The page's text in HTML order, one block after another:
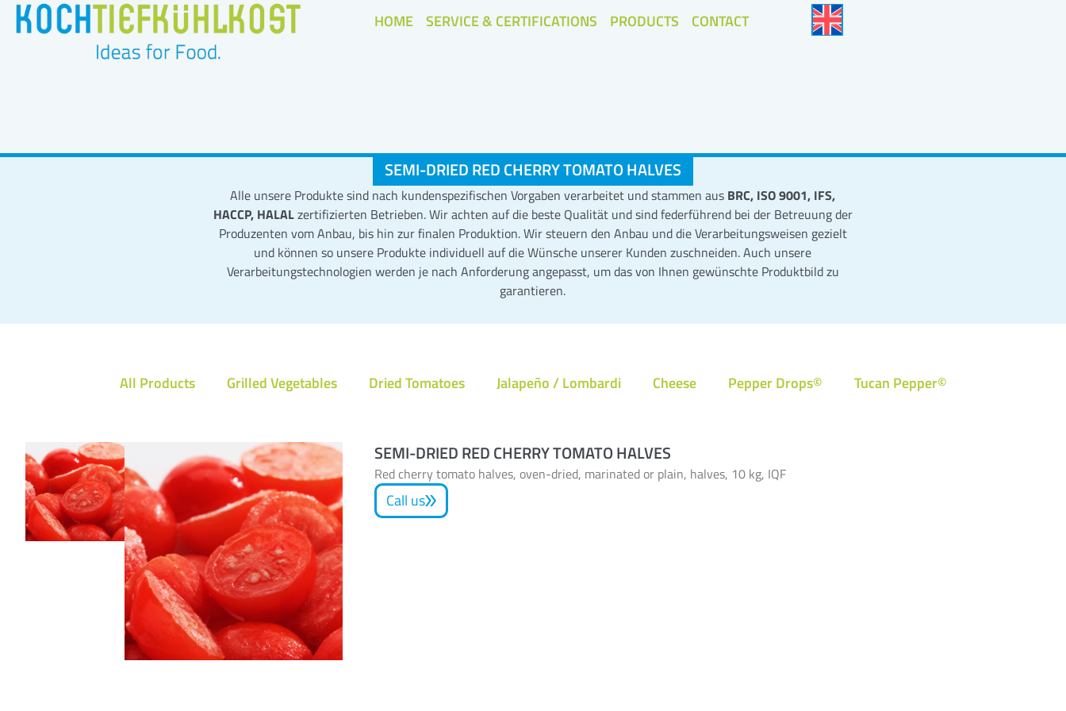
HOME SERVICE & CERTIFICATIONS PRODUCTS CONTACT
SEMI-DRIED RED CHERRY TOMATO HALVES
Alle unsere Produkte sind nach kundenspezifischen Vorgaben verarbeitet und stammen aus BRC, ISO 9001, IFS,
HACCP, HALALzertifizierten Betrieben. Wir achten auf die beste Qualität und sind federführend bei der Betreuung der
Produzenten vom Anbau, bis hin zur finalen Produktion. Wir steuern den Anbau und die Verarbeitungsweisen gezielt
und können so unsere Produkte individuell auf die Wünsche unserer Kunden zuschneiden. Auch unsere
Verarbeitungstechnologien werden je nach Anforderung angepasst, um das von Ihnen gewünschte Produktbild zu
garantieren.
All Products Grilled Vegetables Dried Tomatoes Jalapeño / Lombardi Cheese Pepper Drops© Tucan Pepper©
SEMI-DRIED RED CHERRY TOMATO HALVES
Red cherry tomato halves, oven-dried, marinated or plain, halves, 10 kg, IQF
Call us